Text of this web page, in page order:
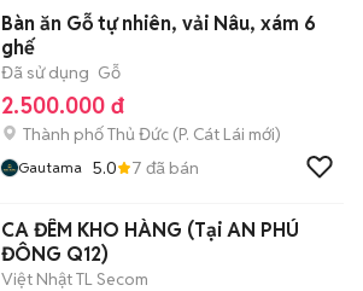
Bàn ăn Gỗ tự nhiên, vải Nâu, xám 6
ghế
Đã sử dụng Gỗ
2.500.000 đ
Thành phố Thủ Đức (P. Cát Lái mới)
Gautama 5.0 7 đã bán
CA ĐÊM KHO HÀNG (Tại AN PHÚ
ĐÔNG Q12)
Việt Nhật TL Secom